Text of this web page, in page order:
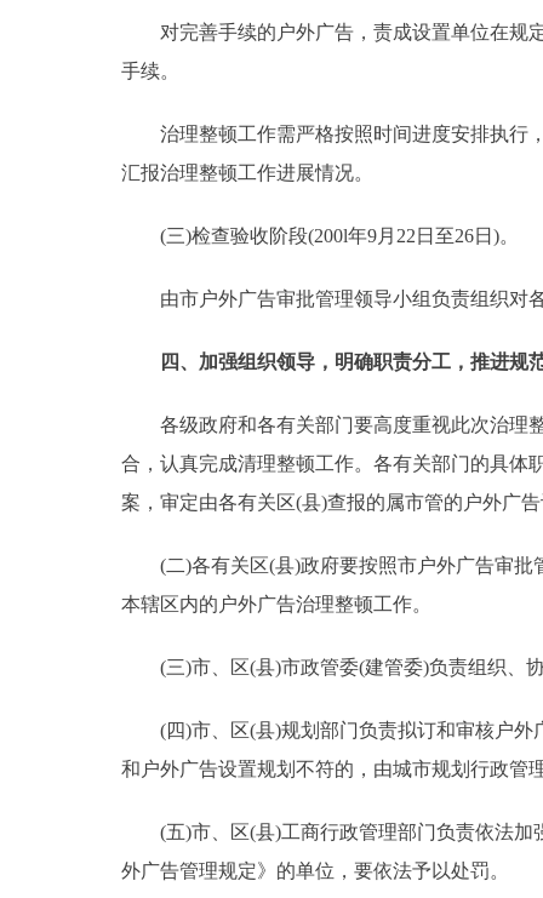
对完善手续的户外广告，责成设置单位在规定
手续。
治理整顿工作需严格按照时间进度安排执行，
汇报治理整顿工作进展情况。
(三)检查验收阶段(200l年9月22日至26日)。
由市户外广告审批管理领导小组负责组织对
四、加强组织领导，明确职责分工，推进规
各级政府和各有关部门要高度重视此次治理整
合，认真完成清理整顿工作。各有关部门的具
案，审定由各有关区(县)查报的属市管的户外广
(二)各有关区(县)政府要按照市户外广告审批
本辖区内的户外广告治理整顿工作。
(三)市、区(县)市政管委(建管委)负责组织、
(四)市、区(县)规划部门负责拟订和审核户外
和户外广告设置规划不符的，由城市规划行政管
(五)市、区(县)工商行政管理部门负责依法加
外广告管理规定》的单位，要依法予以处罚。